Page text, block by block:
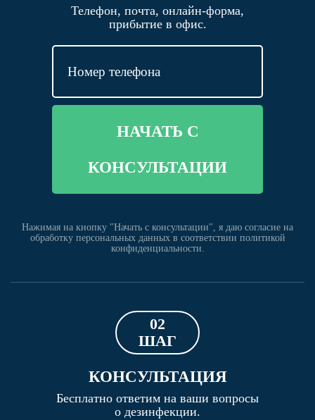
Телефон, почта, онлайн-форма,
прибытие в офис.
НАЧАТЬ С
КОНСУЛЬТАЦИИ
Нажимая на кнопку "Начать с консультации", я даю согласие на
обработку персональных данных в соответствии политикой
конфиденциальности.
02
ШАГ
КОНСУЛЬТАЦИЯ
Бесплатно ответим на ваши вопросы
о дезинфекции.